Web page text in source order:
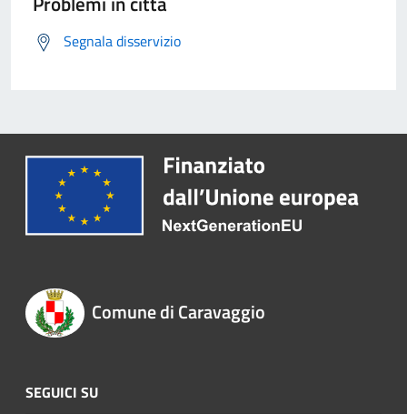
Segnala disservizio
Comune di Caravaggio
SEGUICI SU